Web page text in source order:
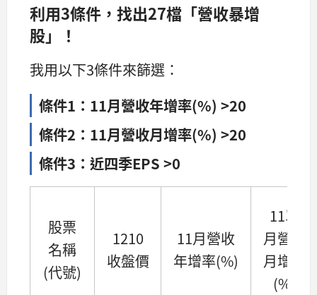
利用3條件，找出27檔「營收暴增
股」！
我用以下3條件來篩選：
條件1：11月營收年增率(%) >20
條件2：11月營收月增率(%) >20
條件3：近四季EPS >0
股票
名稱
(代號)
1210
收盤價
11月營收
年增率(%)
11單
月營收
月增率
(%)